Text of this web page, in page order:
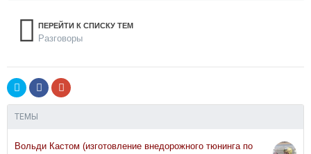
ПЕРЕЙТИ К СПИСКУ ТЕМ
Разговоры
ТЕМЫ
Вольди Кастом (изготовление внедорожного тюнинга по